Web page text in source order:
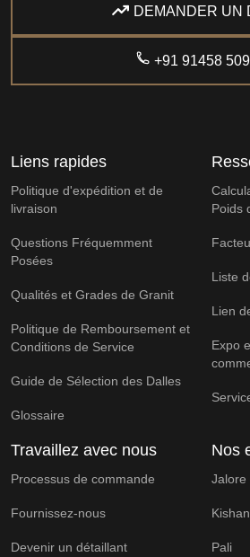
DEMANDER UN
+91 91458
Liens rapides
Politique d'expédition et de
livraison
Questions Fréquemment
Posées
Qualités et Grades de Granit
Politique de Remboursement et
Conditions de Service
Guide de Sélection des Dalles
Glossaire
Poids
Liste
Lien
Expo
Travaillez avec nous
Processus de commande
Fournissez-nous
Devenir un détaillant
Nos
Jalore
Pali